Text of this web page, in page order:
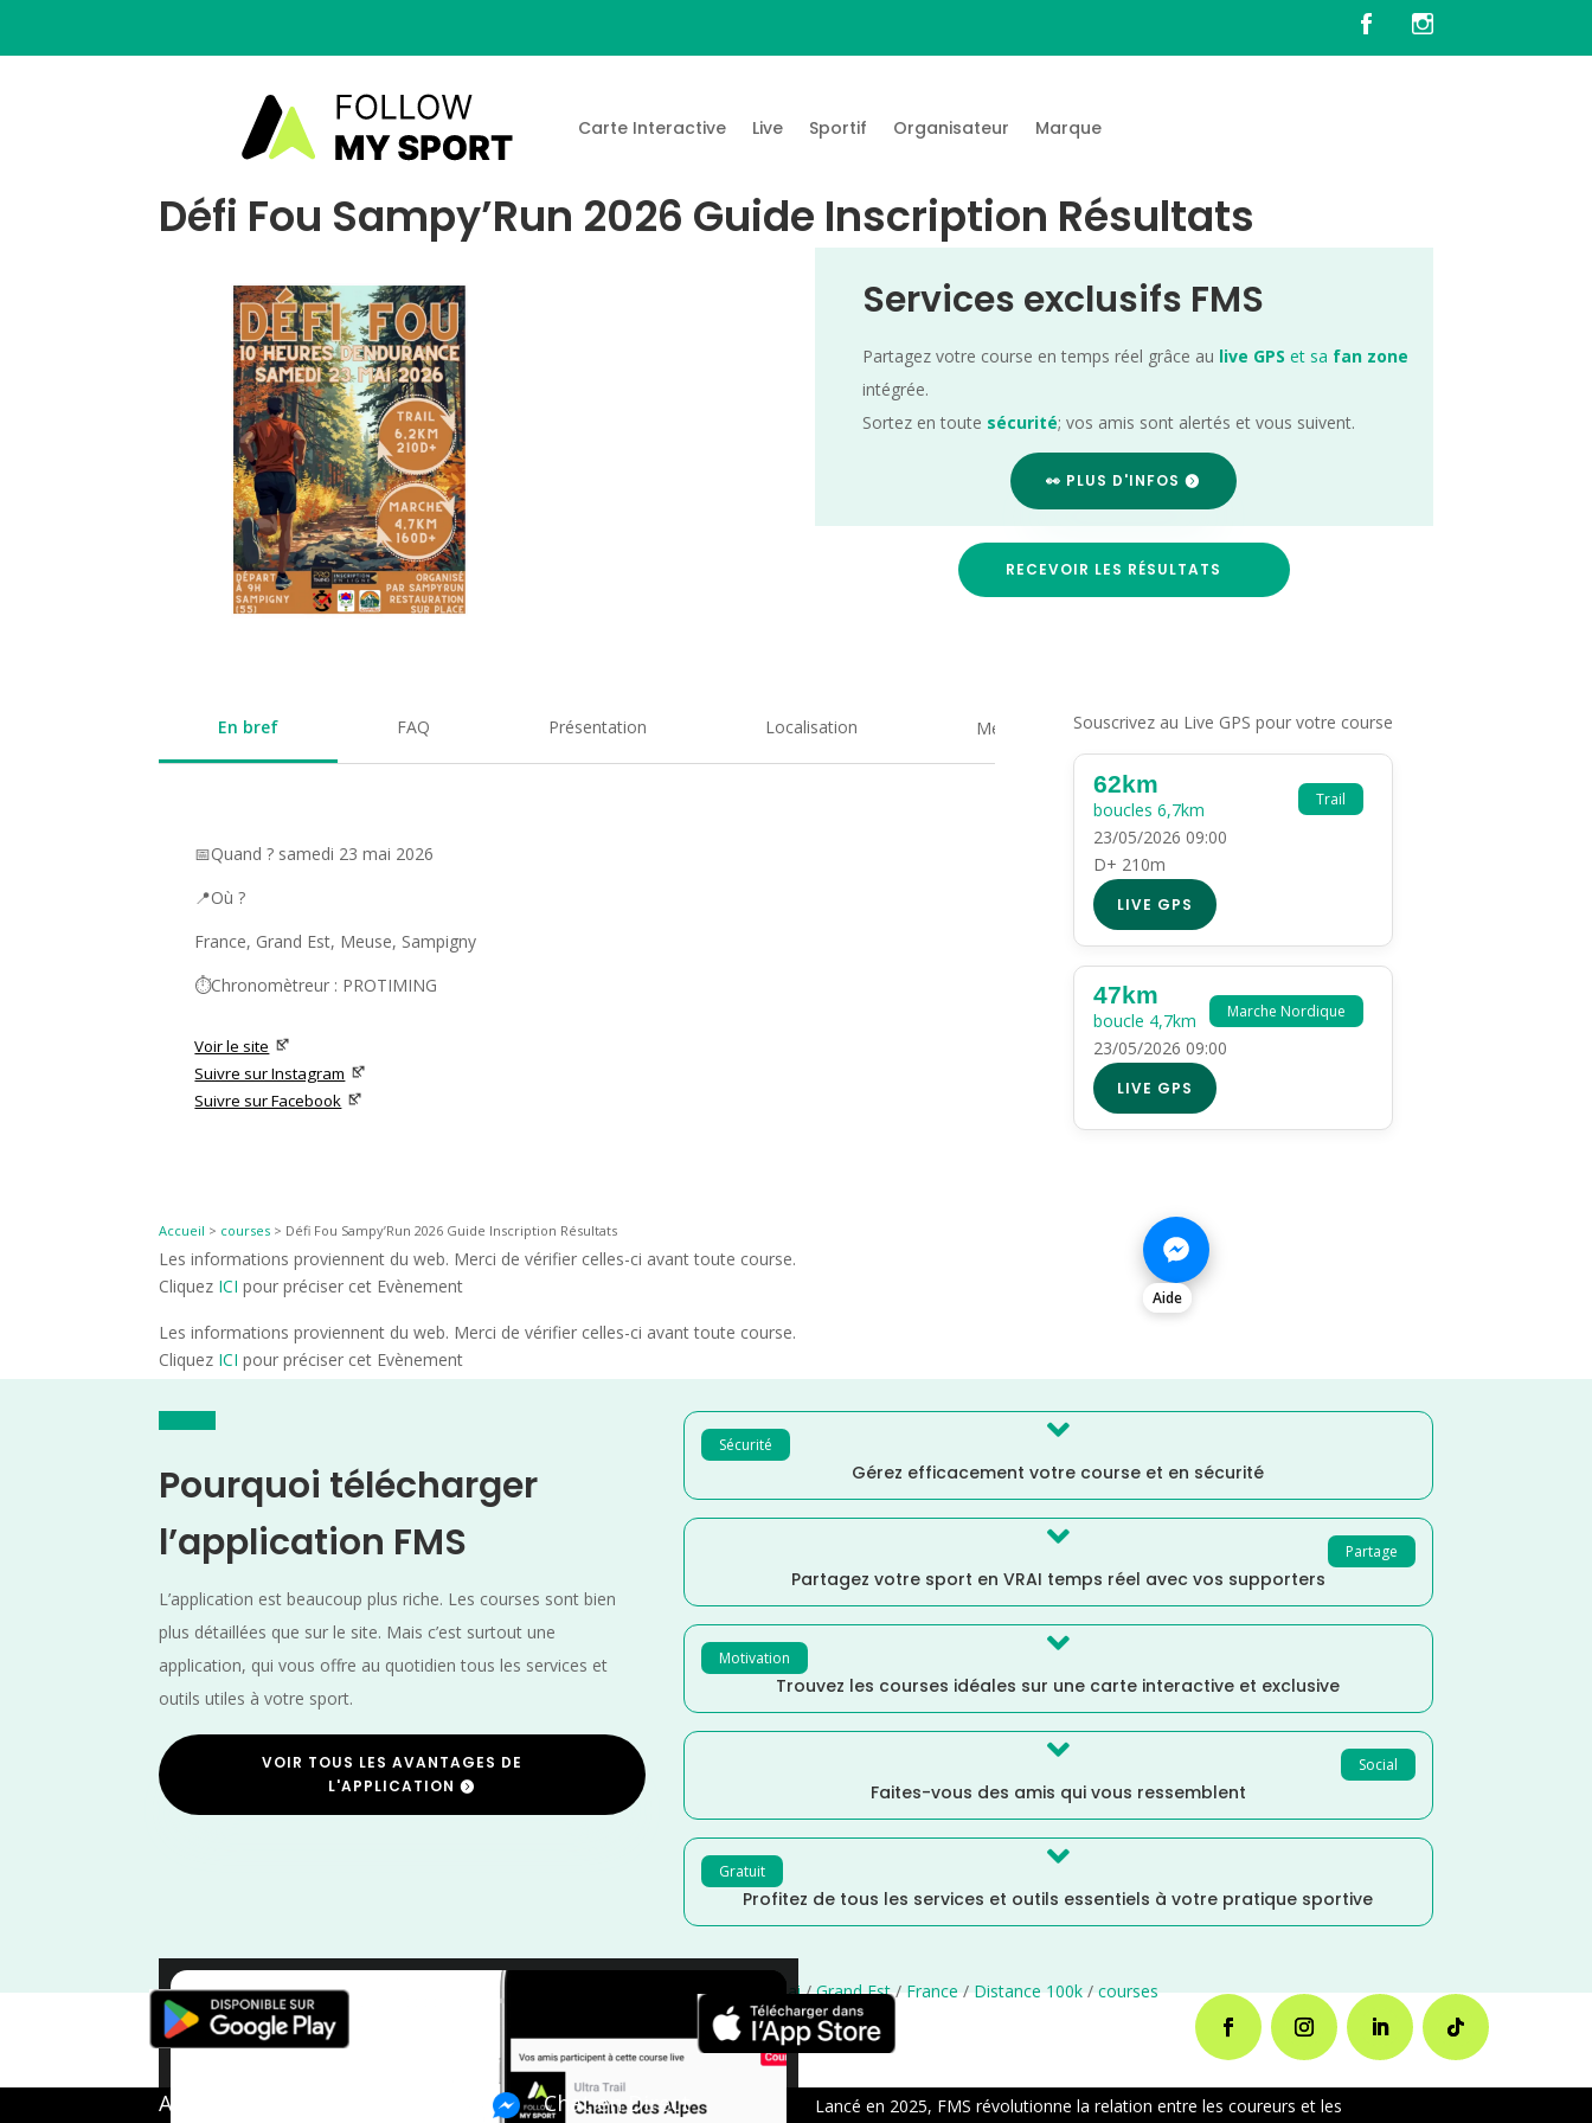
Carte Interactive Live Sportif Organisateur Marque
Défi Fou Sampy’Run 2026 Guide Inscription Résultats
Services exclusifs FMS
Partagez votre course en temps réel grâce au live GPS et sa fan zone
intégrée.
Sortez en toute sécurité; vos amis sont alertés et vous suivent.
👀 PLUS D'INFOS
RECEVOIR LES RÉSULTATS
En bref FAQ Présentation Localisation Medias
📅Quand ? samedi 23 mai 2026
📍Où ?
France, Grand Est, Meuse, Sampigny
⏱️Chronomètreur : PROTIMING
Voir le site
Suivre sur Instagram
Suivre sur Facebook
Souscrivez au Live GPS pour votre course
Trail
62km
boucles 6,7km
23/05/2026 09:00
D+ 210m
LIVE GPS
Marche Nordique
47km
boucle 4,7km
23/05/2026 09:00
LIVE GPS
Accueil > courses > Défi Fou Sampy’Run 2026 Guide Inscription Résultats
Les informations proviennent du web. Merci de vérifier celles-ci avant toute course.
Cliquez ICI pour préciser cet Evènement
Les informations proviennent du web. Merci de vérifier celles-ci avant toute course.
Cliquez ICI pour préciser cet Evènement
Aide
Pourquoi télécharger
l’application FMS
L’application est beaucoup plus riche. Les courses sont bien
plus détaillées que sur le site. Mais c’est surtout une
application, qui vous offre au quotidien tous les services et
outils utiles à votre sport.
VOIR TOUS LES AVANTAGES DE
L'APPLICATION
Sécurité 
Gérez efficacement votre course et en sécurité
Partage

Partagez votre sport en VRAI temps réel avec vos supporters
Motivation 
Trouvez les courses idéales sur une carte interactive et exclusive
Social

Faites-vous des amis qui vous ressemblent
Gratuit 
Profitez de tous les services et outils essentiels à votre pratique sportive
×
Meuse /Marche Mai/Grand Est/France/Distance 100k/courses
A propos de FMS Chat en Direct
Lancé en 2025, FMS révolutionne la relation entre les coureurs et les